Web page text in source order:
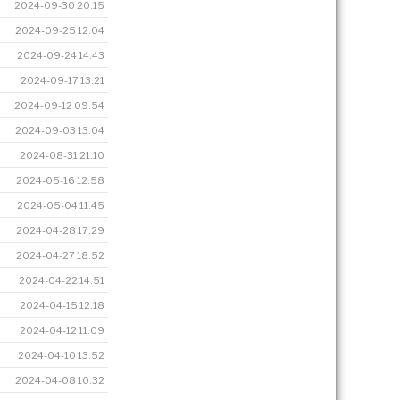
2024-09-30 20:15
2024-09-25 12:04
2024-09-24 14:43
2024-09-17 13:21
2024-09-12 09:54
2024-09-03 13:04
2024-08-31 21:10
2024-05-16 12:58
2024-05-04 11:45
2024-04-28 17:29
2024-04-27 18:52
2024-04-22 14:51
2024-04-15 12:18
2024-04-12 11:09
2024-04-10 13:52
2024-04-08 10:32